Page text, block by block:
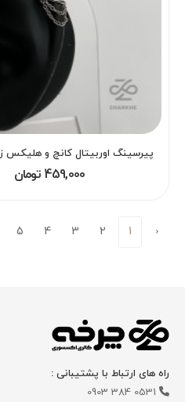
459,000 تومان
‹
1
2
3
4
5
راه های ارتباط با پشتیبانی :
0531 384 0903